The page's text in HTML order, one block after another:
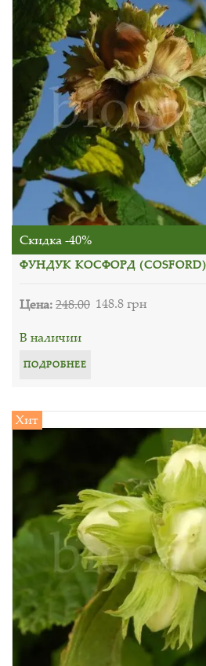
Скидка -40%
ФУНДУК КОСФОРД (СOSFORD)
Цена:248.00 148.8 грн
В наличии
ПОДРОБНЕЕ
Хит